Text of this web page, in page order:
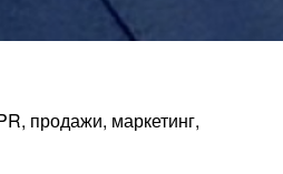
продажи, маркетинг,